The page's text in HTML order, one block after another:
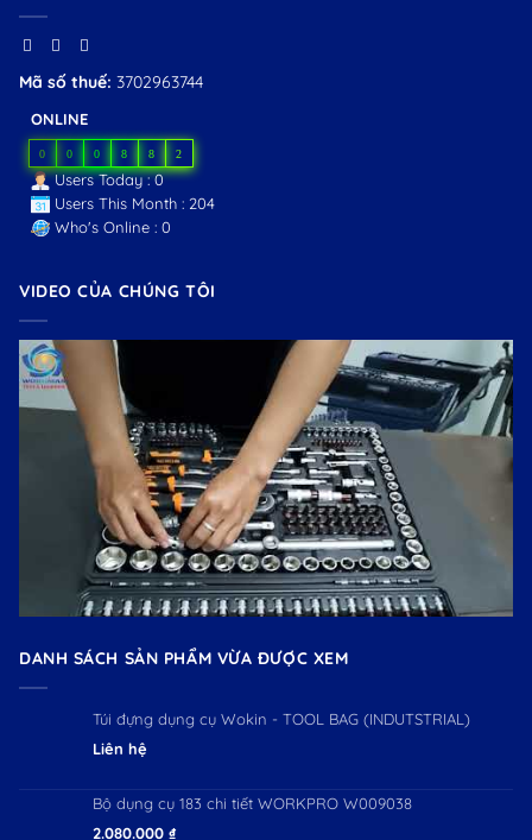
Mã số thuế: 3702963744
ONLINE
0 0 0 8 8 2
Users Today : 0
Users This Month : 204
Who's Online : 0
VIDEO CỦA CHÚNG TÔI
DANH SÁCH SẢN PHẨM VỪA ĐƯỢC XEM
Túi đựng dụng cụ Wokin - TOOL BAG (INDUTSTRIAL)
Liên hệ
Bộ dụng cụ 183 chi tiết WORKPRO W009038
2.080.000 ₫